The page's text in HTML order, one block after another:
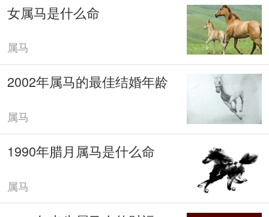
女属马是什么命
属马
2002年属马的最佳结婚年龄
属马
1990年腊月属马是什么命
属马